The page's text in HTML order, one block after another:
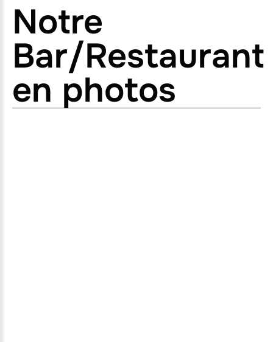
Notre
Bar/Restaurant
en photos